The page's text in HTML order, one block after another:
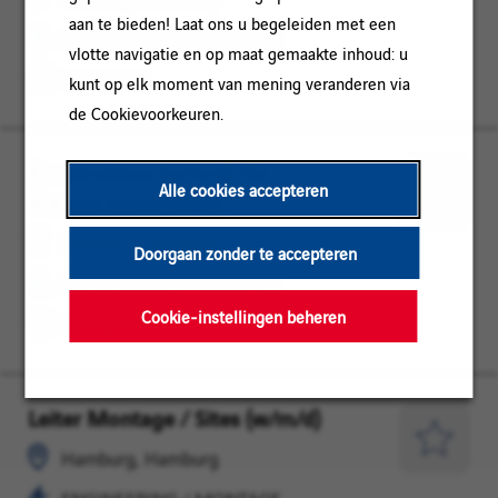
aan te bieden! Laat ons u begeleiden met een
vlotte navigatie en op maat gemaakte inhoud: u
kunt op elk moment van mening veranderen via
de Cookievoorkeuren.
Alle cookies accepteren
Doorgaan zonder te accepteren
Cookie-instellingen beheren
ENGINEERING / MONTAGE
Permanent
Konstrukteur (m/w/d) für
Brandschutzanlagen
Hamburg, Hamburg
Hamburg,
ENGINEERING / MONTAGE
ENGINEERING
MONTAGE
Permanent
Leiter Montage / Sites (w/m/d)
Hamburg, Hamburg
Hamburg,
Hamburg
ENGINEERING
/
MONTAGE